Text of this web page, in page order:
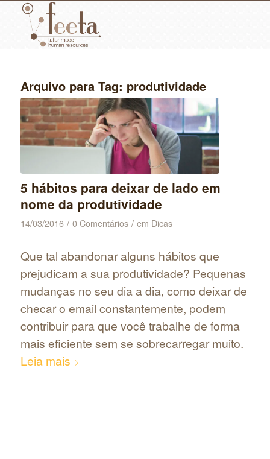
Arquivo para Tag: produtividade
5 hábitos para deixar de lado em
nome da produtividade
14/03/2016 / 0 Comentários / em Dicas
Que tal abandonar alguns hábitos que
prejudicam a sua produtividade? Pequenas
mudanças no seu dia a dia, como deixar de
checar o email constantemente, podem
contribuir para que você trabalhe de forma
mais eficiente sem se sobrecarregar muito.
Leia mais